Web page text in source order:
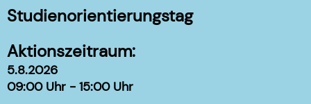
Studienorientierungstag
Aktionszeitraum:
5.8.2026
09:00 Uhr - 15:00 Uhr